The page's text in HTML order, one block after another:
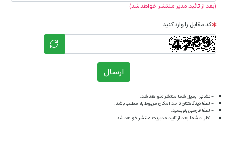
(بعد از تائید مدیر منتشر خواهد شد)
کد مقابل را وارد کنید
ارسال
- نشانی ایمیل شما منتشر نخواهد شد.
- لطفا دیدگاهتان تا حد امکان مربوط به مطلب باشد.
- لطفا فارسی بنویسید.
- نظرات شما بعد از تایید مدیریت منتشر خواهد شد